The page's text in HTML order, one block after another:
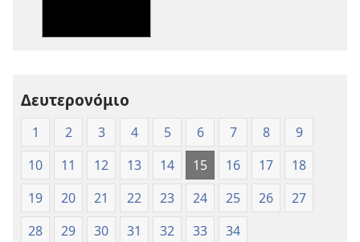
(Έκδοση 1997)
(Έκδοση
Δευτερονόμιο
1 2 3 4 5 6 7 8
9
10
11 12 13 14 15 16 17
18
19
20 21 22 23 24 25 26
27
28
29 30 31 32 33 34